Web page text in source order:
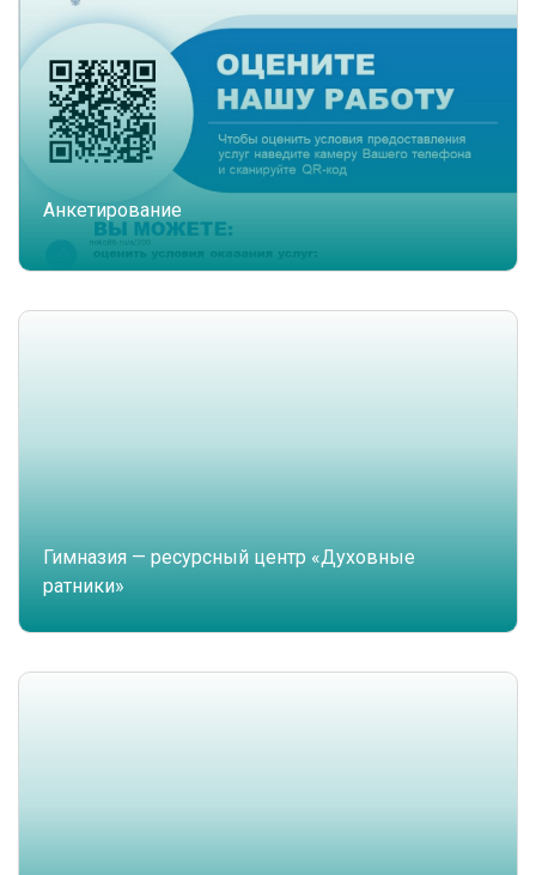
Анкетирование
Гимназия — ресурсный центр «Духовные
ратники»